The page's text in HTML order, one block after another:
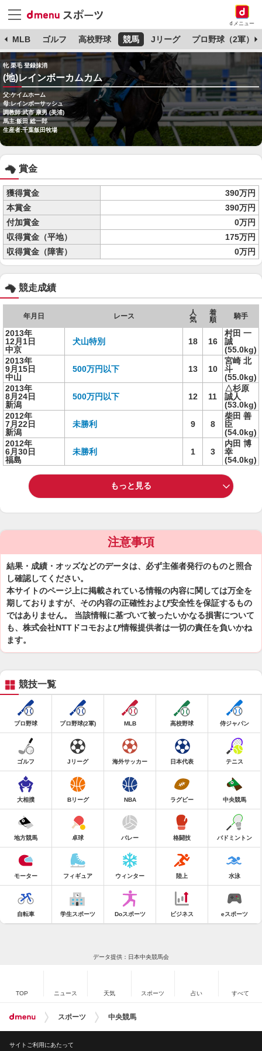
dメニュー
MLB ゴルフ 高校野球 競馬 Jリーグ プロ野球（2軍）
牝 栗毛 登録抹消
(地)レインボーカムカム
父:ケイムホーム
母:レインボーサッシュ
調教師:武市 康男 (美浦)
馬主:飯田 総一郎
生産者:千葉飯田牧場
賞金
獲得賞金
390万円
本賞金
390万円
付加賞金
0万円
収得賞金（平地）
175万円
収得賞金（障害）
0万円
競走成績
年月日 レース
人
気
着
順
騎手
2013年
12月1日
中京
犬山特別 18 16
村田 一
誠
(55.0kg)
2013年
9月15日
中山
500万円以下 13 10
宮崎 北
斗
(55.0kg)
2013年
8月24日
新潟
500万円以下 12 11
△杉原
誠人
(53.0kg)
2012年
7月22日
新潟
未勝利 9 8
柴田 善
臣
(54.0kg)
2012年
6月30日
福島
未勝利 1 3
内田 博
幸
(54.0kg)
もっと見る
注意事項
結果・成績・オッズなどのデータは、必ず主催者発行のものと照合
し確認してください。
本サイトのページ上に掲載されている情報の内容に関しては万全を
期しておりますが、その内容の正確性および安全性を保証するもの
ではありません。 当該情報に基づいて被ったいかなる損害について
も、株式会社NTTドコモおよび情報提供者は一切の責任を負いかね
ます。
競技一覧
プロ野球 プロ野球(2軍) MLB 高校野球 侍ジャパン
ゴルフ Jリーグ 海外サッカー 日本代表 テニス
大相撲 Bリーグ NBA ラグビー 中央競馬
地方競馬 卓球 バレー 格闘技 バドミントン
モーター フィギュア ウィンター 陸上 水泳
自転車 学生スポーツ Doスポーツ ビジネス eスポーツ
データ提供：日本中央競馬会
TOP ニュース 天気 スポーツ 占い すべて
スポーツ 中央競馬
サイトご利用にあたって